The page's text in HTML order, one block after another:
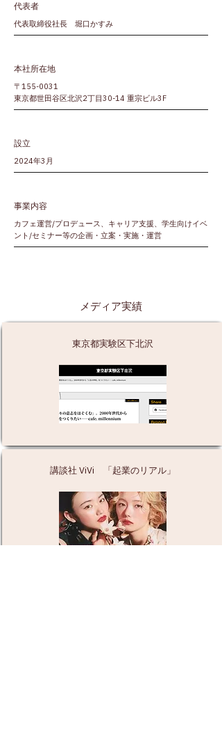
代表者
代表取締役社長 堀口かすみ
本社所在地
​〒155-0031
東京都世田谷区北沢2丁目30-14 重宗ビル3F
設立
2024年3月
​事業内容
カフェ運営/プロデュース、キャリア支援、学生向けイベ
ント/セミナー等の企画・立案・実施・運営
メディア実績
東京都実験区下北沢
講談社 ViVi 「起業のリアル」